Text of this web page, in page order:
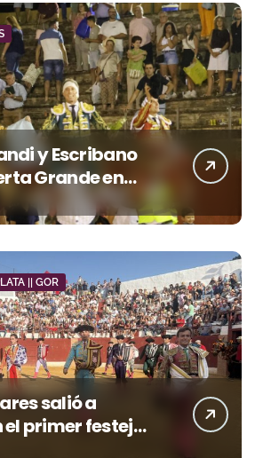
y Escribano
Grande en
en Azuaga
|| GOR
salió a
el primer festejo